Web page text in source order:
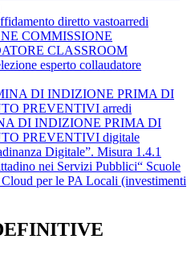
diretto vastoarredi
COMMISSIONE
CLASSROOM
esperto collaudatore
DI INDIZIONE PRIMA DI
PREVENTIVI arredi
DI INDIZIONE PRIMA DI
PREVENTIVI digitale
Digitale”. Misura 1.4.1
nei Servizi Pubblici“ Scuole
per le PA Locali (investimenti